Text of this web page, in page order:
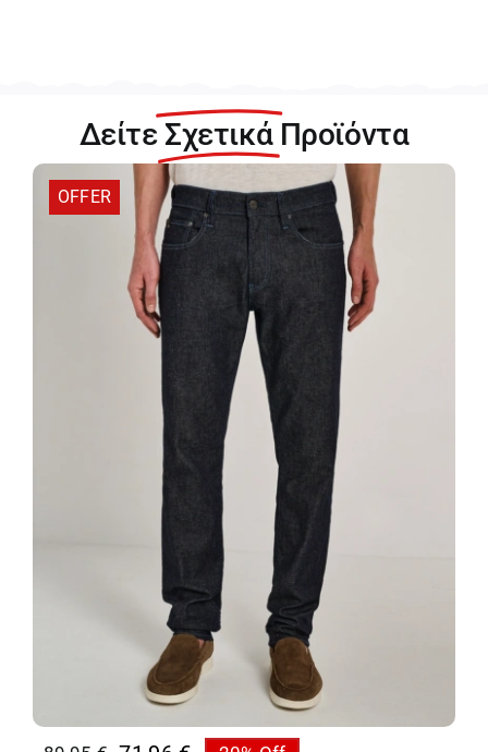
Δείτε Σχετικά Προϊόντα
OFFER